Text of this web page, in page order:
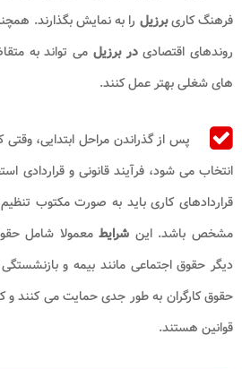
فرهنگ کاریبرزیل را به نمایش بگذارند.
روندهای اقتصادیدر برزیل می تواند به
های شغلی بهتر عمل کنند.
پس از گذراندن مراحل ابتدایی،
انتخاب می شود، فرآیند قانونی و قراردادی
قراردادهای کاری باید به صورت مکتوب
مشخص باشد. این شرایطمعمولا شامل
دیگر حقوق اجتماعی مانند بیمه و
حقوق کارگران به طور جدی حمایت می کنند و
قوانین هستند.